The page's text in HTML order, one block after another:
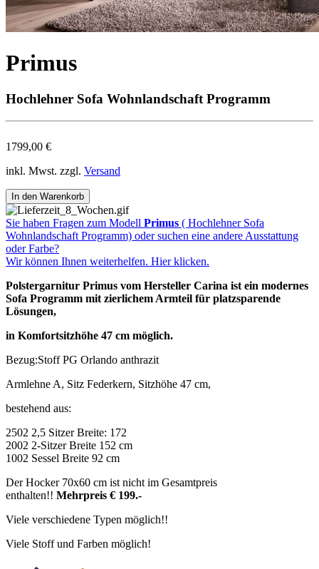
Primus
Hochlehner Sofa Wohnlandschaft Programm
1799,00 €
inkl. Mwst. zzgl. Versand
Sie haben Fragen zum Modell Primus ( Hochlehner Sofa
Wohnlandschaft Programm) oder suchen eine andere Ausstattung
oder Farbe?
Wir können Ihnen weiterhelfen. Hier klicken.
Polstergarnitur Primus vom Hersteller Carina ist ein modernes
Sofa Programm mit zierlichem Armteil für platzsparende
Lösungen,
in Komfortsitzhöhe 47 cm möglich.
Bezug:Stoff PG Orlando anthrazit
Armlehne A, Sitz Federkern, Sitzhöhe 47 cm,
bestehend aus:
2502 2,5 Sitzer Breite: 172
2002 2-Sitzer Breite 152 cm
1002 Sessel Breite 92 cm
Der Hocker 70x60 cm ist nicht im Gesamtpreis
enthalten!! Mehrpreis € 199.-
Viele verschiedene Typen möglich!!
Viele Stoff und Farben möglich!